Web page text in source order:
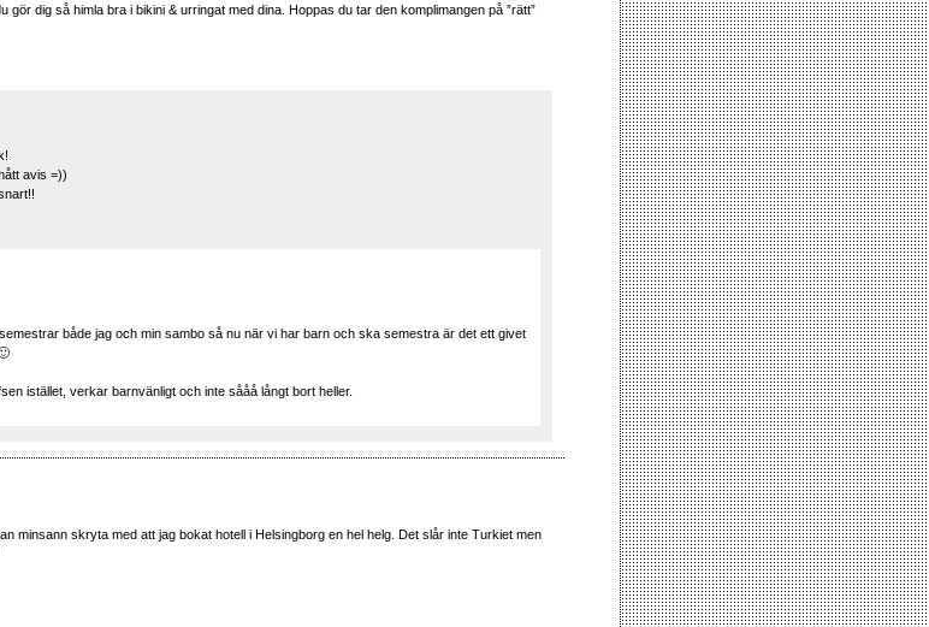
dig så himla bra i bikini & urringat med dina. Hoppas du tar den komplimangen på ”rätt”
avis =))
både jag och min sambo så nu när vi har barn och ska semestra är det ett givet
istället, verkar barnvänligt och inte sååå långt bort heller.
minsann skryta med att jag bokat hotell i Helsingborg en hel helg. Det slår inte Turkiet men